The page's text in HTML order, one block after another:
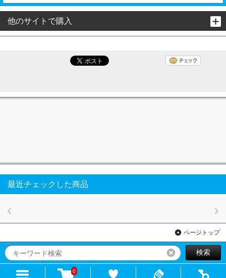
他のサイトで購入
最近チェックした商品
ページトップ
リセット検索
0